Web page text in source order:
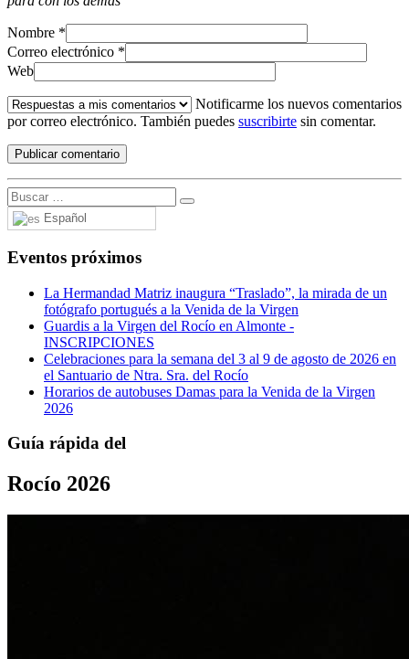
Nombre *
Correo electrónico *
Web
Notificarme los nuevos comentarios
por correo electrónico. También puedes suscribirte sin comentar.
Español
Eventos próximos
La Hermandad Matriz inaugura “Traslado”, la mirada de un
fotógrafo portugués a la Venida de la Virgen
Guardis a la Virgen del Rocío en Almonte -
INSCRIPCIONES
Celebraciones para la semana del 3 al 9 de agosto de 2026 en
el Santuario de Ntra. Sra. del Rocío
Horarios de autobuses Damas para la Venida de la Virgen
2026
Guía rápida del
Rocío 2026